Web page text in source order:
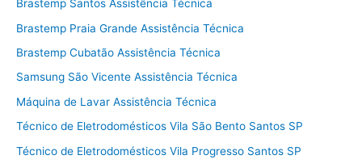
Brastemp Santos Assistência Técnica
Brastemp Praia Grande Assistência Técnica
Brastemp Cubatão Assistência Técnica
Samsung São Vicente Assistência Técnica
Máquina de Lavar Assistência Técnica
Técnico de Eletrodomésticos Vila São Bento Santos SP
Técnico de Eletrodomésticos Vila Progresso Santos SP